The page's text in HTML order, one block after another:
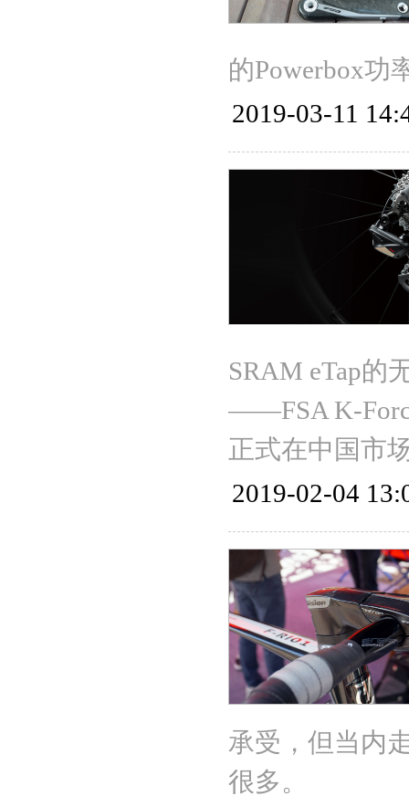
的Powerbox功
2019-03-11
SRAM eTap的
——FSA K-
正式在中国市
2019-02-04
承受，但当内
很多。